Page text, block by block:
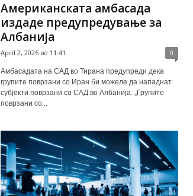
Американската амбасада
издаде предупредување за
Албанија
April 2, 2026 во 11:41 0
Амбасадата на САД во Тирана предупреди дека
групите поврзани со Иран би можеле да нападнат
субјекти поврзани со САД во Албанија. „Групите
поврзани со...